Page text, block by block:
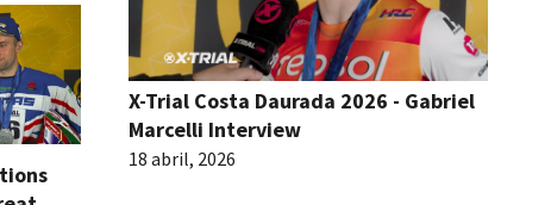
X-Trial Costa Daurada 2026 - Gabriel
Marcelli Interview
18 abril, 2026